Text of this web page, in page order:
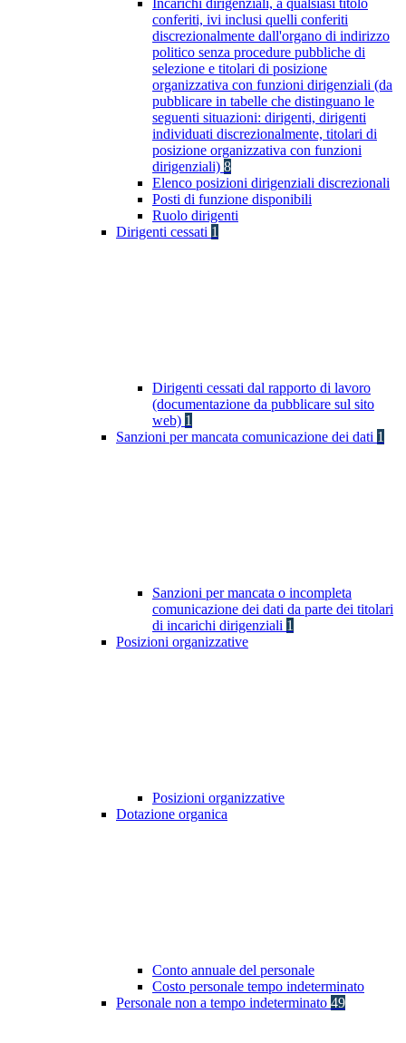
Incarichi dirigenziali, a qualsiasi titolo
conferiti, ivi inclusi quelli conferiti
discrezionalmente dall'organo di indirizzo
politico senza procedure pubbliche di
selezione e titolari di posizione
organizzativa con funzioni dirigenziali (da
pubblicare in tabelle che distinguano le
seguenti situazioni: dirigenti, dirigenti
individuati discrezionalmente, titolari di
posizione organizzativa con funzioni
dirigenziali) 8
Elenco posizioni dirigenziali discrezionali
Posti di funzione disponibili
Ruolo dirigenti
Dirigenti cessati 1
Dirigenti cessati dal rapporto di lavoro
(documentazione da pubblicare sul sito
web) 1
Sanzioni per mancata comunicazione dei dati 1
Sanzioni per mancata o incompleta
comunicazione dei dati da parte dei titolari
di incarichi dirigenziali 1
Posizioni organizzative
Posizioni organizzative
Dotazione organica
Conto annuale del personale
Costo personale tempo indeterminato
Personale non a tempo indeterminato 49